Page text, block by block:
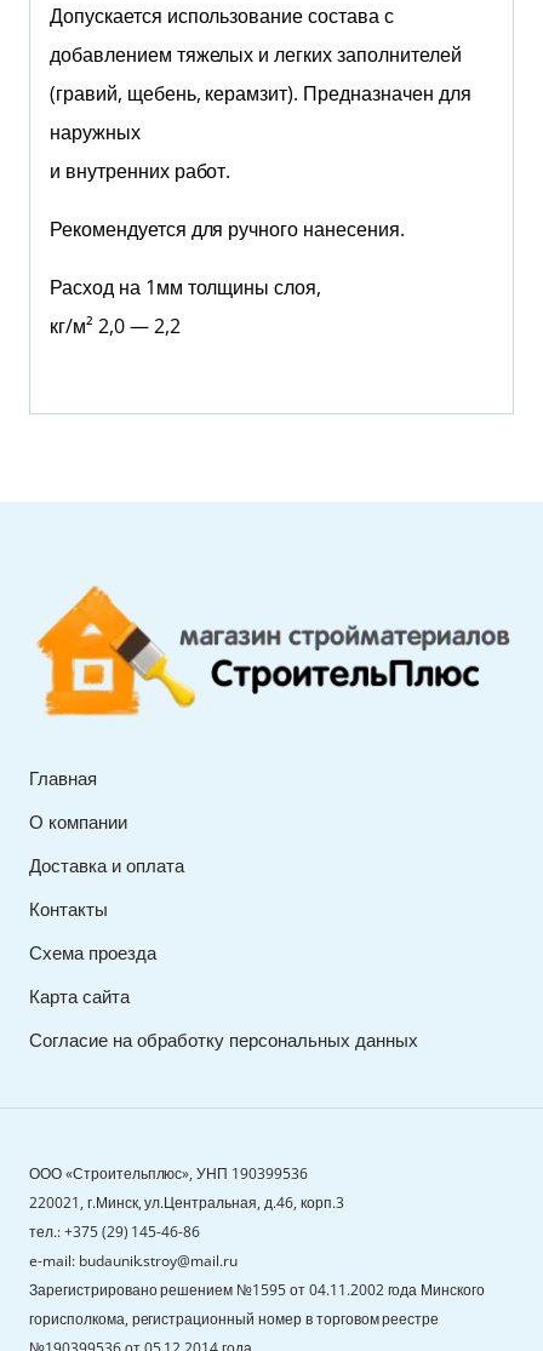
Допускается использование состава с
добавлением тяжелых и легких заполнителей
(гравий, щебень, керамзит). Предназначен для
наружных
и внутренних работ.
Рекомендуется для ручного нанесения.
Расход на 1мм толщины слоя,
кг/м² 2,0 — 2,2
Главная
О компании
Доставка и оплата
Контакты
Схема проезда
Карта сайта
Согласие на обработку персональных данных
ООО «Строительплюс», УНП 190399536
220021, г.Минск, ул.Центральная, д.46, корп.3
тел.: +375 (29) 145-46-86
e-mail: budaunik.stroy@mail.ru
Зарегистрировано решением №1595 от 04.11.2002 года Минского
горисполкома, регистрационный номер в торговом реестре